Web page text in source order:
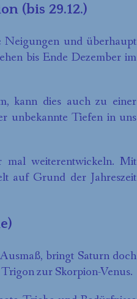
(bis 29.12.)
Neigungen und überhaupt
bis Ende Dezember im
kann dies auch zu einer
unbekannte Tiefen in uns
mal weiterentwickeln. Mit
auf Grund der Jahreszeit
bringt Saturn doch
zur Skorpion-Venus.